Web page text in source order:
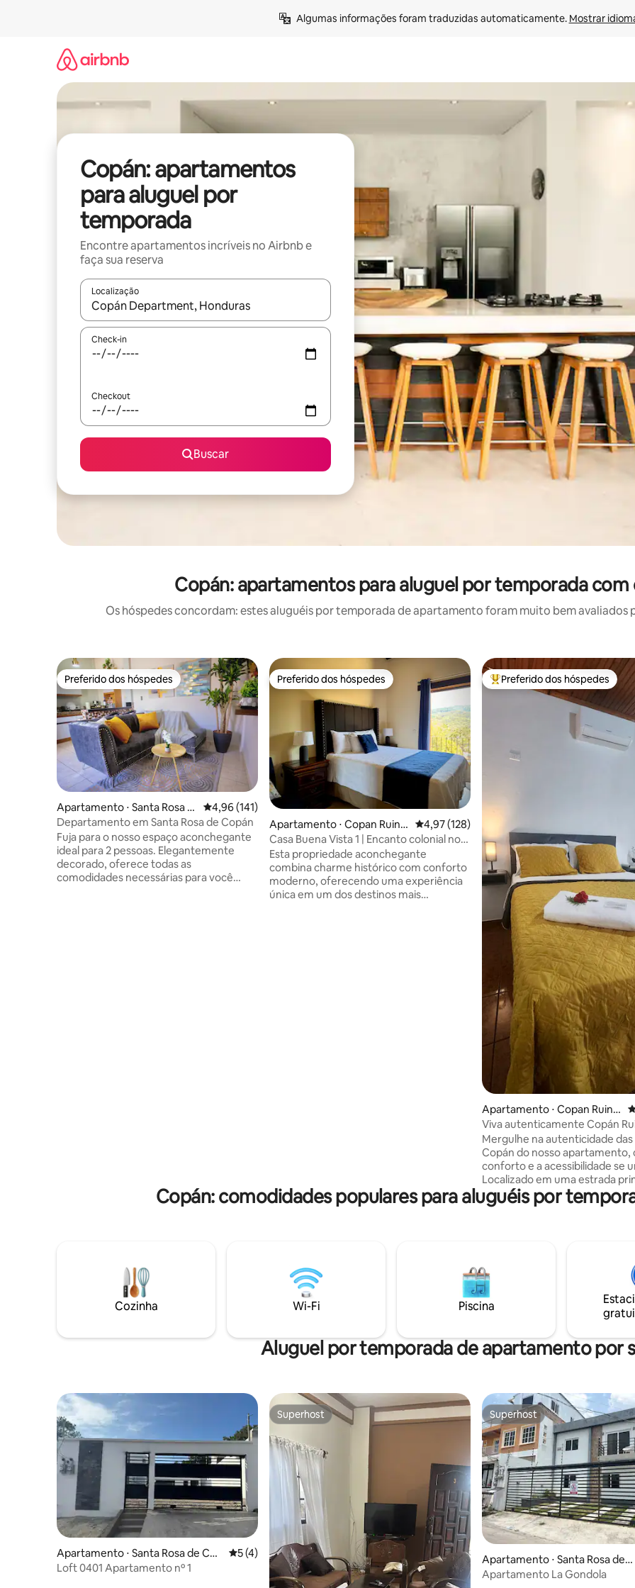
Algumas informações foram traduzidas automaticamente. Mostrar
Copán: apartamentos
para aluguel por
temporada
Encontre apartamentos incríveis no Airbnb e
faça sua reserva
Localização
Quando os resultados estiverem disponíveis, explore-os usando as seta para cima e para baixo do teclado ou tocando
Check-in
Checkout
Buscar
Copán: apartamentos para aluguel por temporada com
Os hóspedes concordam: estes aluguéis por temporada de apartamento foram muito bem avaliados
Preferido dos hóspedes
Preferido dos hóspedes
Apartamento ⋅ Santa Rosa d
e Copan
4,96 de uma avaliação média de 5, 141 avaliações
4,96 (141)
Departamento em Santa Rosa de Copán
Fuja para o nosso espaço aconchegante
ideal para 2 pessoas. Elegantemente
decorado, oferece todas as
comodidades necessárias para você
Preferido dos hóspedes
Preferido dos hóspedes
Apartamento ⋅ Copan Ruina
s
4,97 de uma avaliação média de 5, 128
4,97 (128)
Casa Buena Vista 1 | Encanto colonial no
centro
Esta propriedade aconchegante
combina charme histórico com conforto
moderno, oferecendo uma experiência
única em um dos destinos mais
Entre os melhores preferidos
Preferido dos hóspedes
Apartamento ⋅ Copan Ruina
s
Viva autenticamente Copán
Mergulhe na autenticidade das
Copán do nosso apartamento,
conforto e a acessibilidade se
Localizado em uma estrada
apenas 5 minutos de carro ou
do Parque das Aves ou
explorar esta encantadora vila
arredores. Perfeito para casais, bem
como viajantes individuais. Boas-vindas à
experiência Copán R.
Copán: comodidades populares para aluguéis por
Cozinha Wi-Fi Piscina
Aluguel por temporada de apartamento por
Apartamento ⋅ Santa Rosa de Cop
an
5 de uma avaliação média de 5, 4 avaliações
5 (4)
Loft 0401 Apartamento nº 1
Superhost
Superhost Superhost
Superhost
Apartamento ⋅ Santa Rosa de
Copan
Apartamento La Gondola